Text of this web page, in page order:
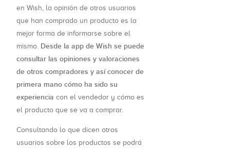
en Wish, la opinión de otros usuarios
que han comprado un producto es la
mejor forma de informarse sobre el
mismo. Desde la app de Wish se puede
consultar las opiniones y valoraciones
de otros compradores y así conocer de
primera mano cómo ha sido su
experiencia con el vendedor y cómo es
el producto que se va a comprar.
Consultando lo que dicen otros
usuarios sobre los productos se podrá